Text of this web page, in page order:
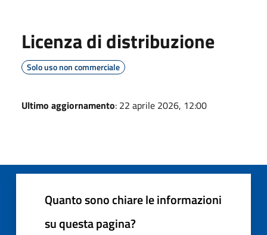
Licenza di distribuzione
Solo uso non commerciale
Ultimo aggiornamento: 22 aprile 2026, 12:00
Quanto sono chiare le informazioni
su questa pagina?